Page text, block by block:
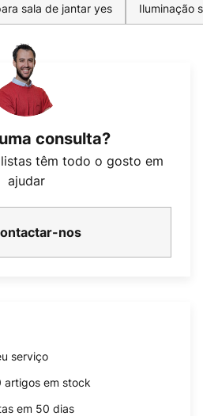
sala de jantar yes Iluminação
consulta?
têm todo o gosto em
ajudar
nos
serviço
artigos em stock
em 50 dias